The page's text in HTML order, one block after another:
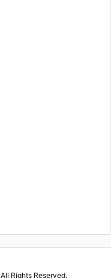
All Rights Reserved.